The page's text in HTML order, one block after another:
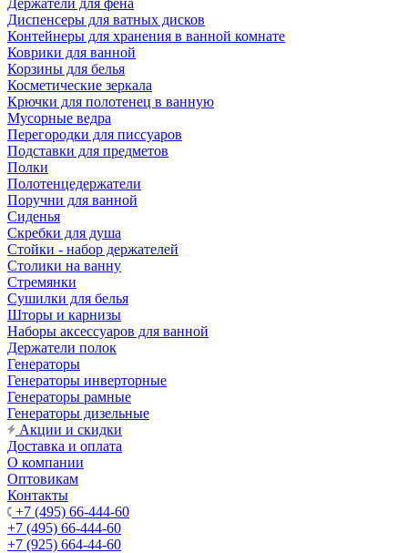
Держатели для фена
Диспенсеры для ватных дисков
Контейнеры для хранения в ванной комнате
Коврики для ванной
Корзины для белья
Косметические зеркала
Крючки для полотенец в ванную
Мусорные ведра
Перегородки для писсуаров
Подставки для предметов
Полки
Полотенцедержатели
Поручни для ванной
Сиденья
Скребки для душа
Стойки - набор держателей
Столики на ванну
Стремянки
Сушилки для белья
Шторы и карнизы
Наборы аксессуаров для ванной
Держатели полок
Генераторы
Генераторы инверторные
Генераторы рамные
Генераторы дизельные
Акции и скидки
Доставка и оплата
О компании
Оптовикам
Контакты
+7 (495) 66-444-60
+7 (495) 66-444-60
+7 (925) 664-44-60